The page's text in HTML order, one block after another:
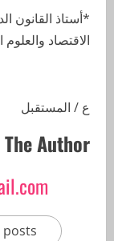
*أستاذ القانون
الاقتصاد
ع / المستقبل
Author
posts